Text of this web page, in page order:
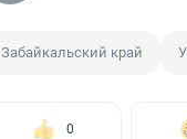
Забайкальский край
0